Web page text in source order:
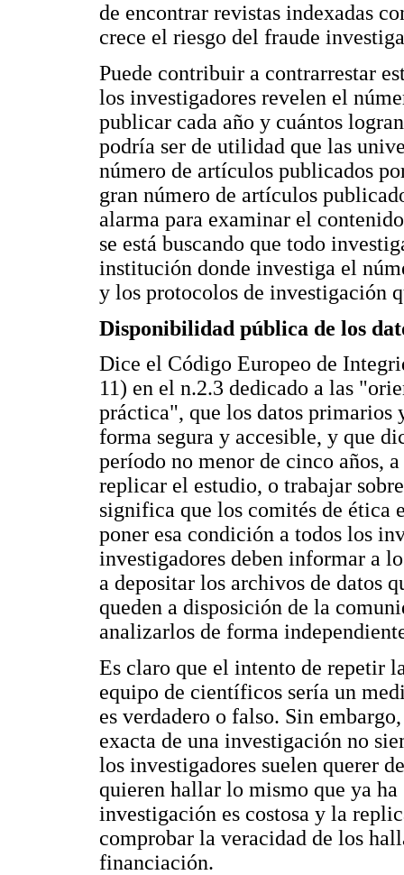
de encontrar revistas indexadas
crece el riesgo del fraude
Puede contribuir a contrarrestar
los investigadores revelen el
publicar cada año y cuántos
podría ser de utilidad que las
número de artículos publicados
gran número de artículos
alarma para examinar el
se está buscando que todo
institución donde investiga el
y los protocolos de investigación
Disponibilidad pública de los
Dice el Código Europeo de
11) en el n.2.3 dedicado a las
práctica", que los datos primarios
forma segura y accesible, y que
período no menor de cinco años,
replicar el estudio, o trabajar
significa que los comités de ética
poner esa condición a todos los
investigadores deben informar a
a depositar los archivos de datos
queden a disposición de la
analizarlos de forma
Es claro que el intento de repetir
equipo de científicos sería un
es verdadero o falso. Sin
exacta de una investigación no
los investigadores suelen querer
quieren hallar lo mismo que ya
investigación es costosa y la
comprobar la veracidad de los
financiación.